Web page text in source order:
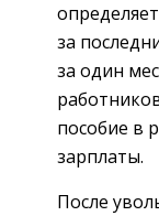
за
за один
пособие в
зарплаты.
После